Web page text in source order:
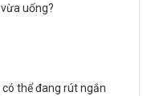
uống?
thể đang rút ngắn